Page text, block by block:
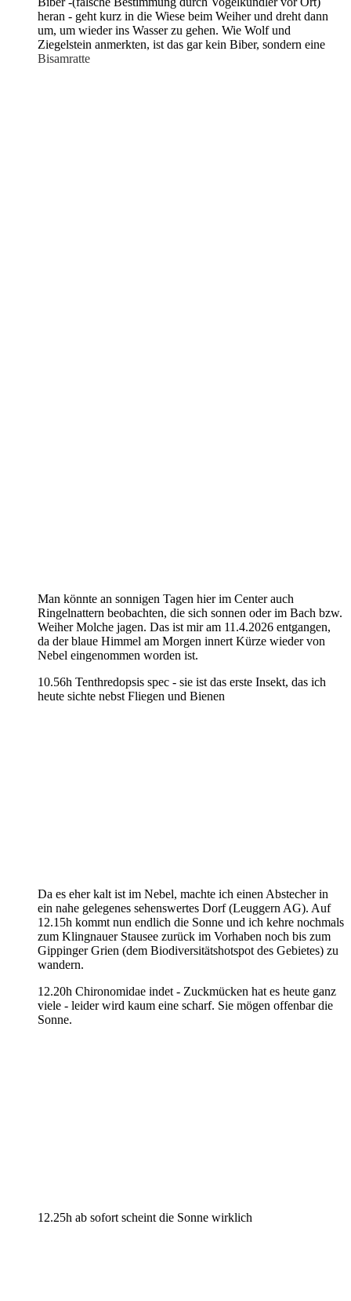
heran - geht kurz in die Wiese beim Weiher und dreht dann
um, um wieder ins Wasser zu gehen. Wie Wolf und
Ziegelstein anmerkten, ist das gar kein Biber, sondern eine
Bisamratte
Man könnte an sonnigen Tagen hier im Center auch
Ringelnattern beobachten, die sich sonnen oder im Bach bzw.
Weiher Molche jagen. Das ist mir am 11.4.2026 entgangen,
da der blaue Himmel am Morgen innert Kürze wieder von
Nebel eingenommen worden ist.
10.56h Tenthredopsis spec - sie ist das erste Insekt, das ich
heute sichte nebst Fliegen und Bienen
Da es eher kalt ist im Nebel, machte ich einen Abstecher in
ein nahe gelegenes sehenswertes Dorf (Leuggern AG). Auf
12.15h kommt nun endlich die Sonne und ich kehre nochmals
zum Klingnauer Stausee zurück im Vorhaben noch bis zum
Gippinger Grien (dem Biodiversitätshotspot des Gebietes) zu
wandern.
12.20h Chironomidae indet - Zuckmücken hat es heute ganz
viele - leider wird kaum eine scharf. Sie mögen offenbar die
Sonne.
12.25h ab sofort scheint die Sonne wirklich